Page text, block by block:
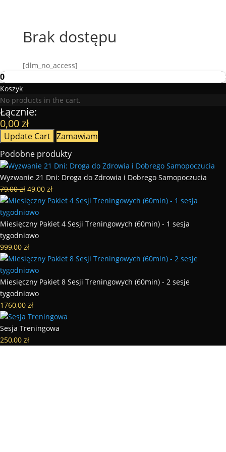
Brak dostępu
[dlm_no_access]
0
Koszyk
No products in the cart.
Łącznie:
0,00zł
Update Cart Zamawiam
Podobne produkty
Wyzwanie 21 Dni: Droga do Zdrowia i Dobrego Samopoczucia
79,00zł Original
price
was:
79,00 zł.
49,00 złCurrent
price
49,00 zł.
Miesięczny Pakiet 4 Sesji Treningowych (60min) - 1 sesja
tygodniowo
999,00 zł
Miesięczny Pakiet 8 Sesji Treningowych (60min) - 2 sesje
tygodniowo
1760,00 zł
Sesja Treningowa
250,00 zł